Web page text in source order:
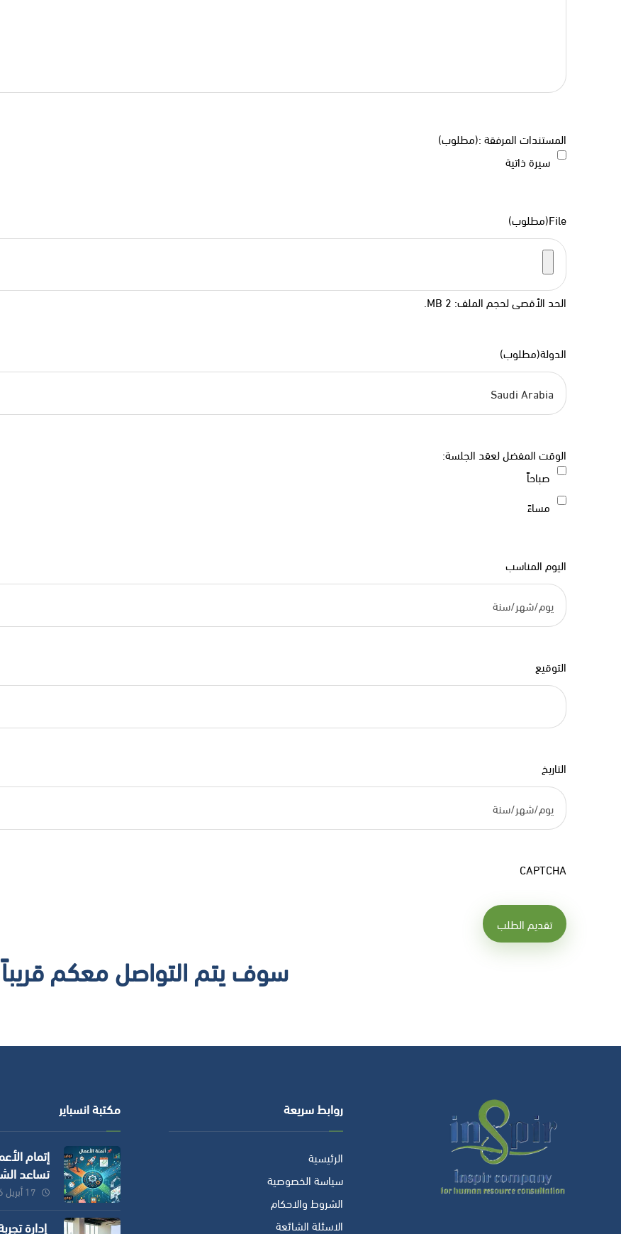
المستندات المرفقة :(مطلوب)
سيرة ذاتية
File(مطلوب)
الحد الأقصى لحجم الملف: 2 MB.
الدولة(مطلوب)
الوقت المفضل لعقد الجلسة:
صباحاً
مساءً
اليوم المناسب
التوقيع
التاريخ
CAPTCHA
سوف يتم التواصل معكم قريباً
روابط سريعة
الرئيسية
سياسة الخصوصية
الشروط والاحكام
الاسئلة الشائعة
مكتبة انسباير
إتمام
تساعد
توفير
وزيادة
17 أبريل 2026
إدارة